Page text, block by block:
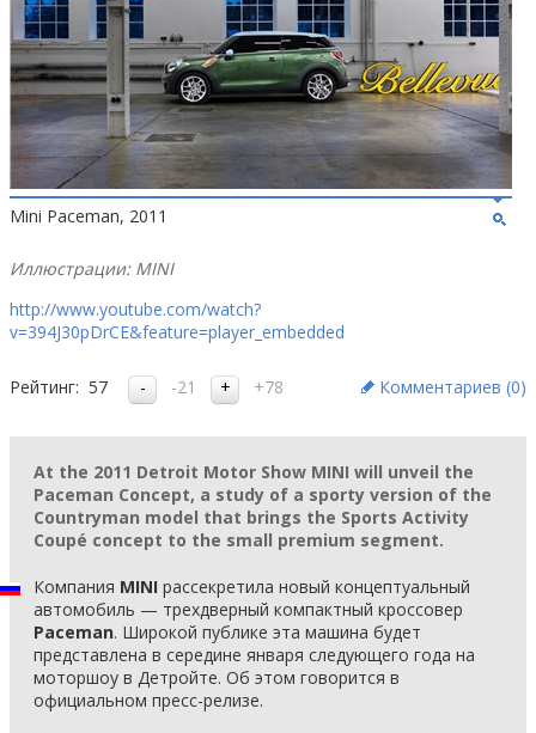
Mini Paceman, 2011
Иллюстрации: MINI
http://www.youtube.com/watch?
v=394J30pDrCE&feature=player_embedded
Рейтинг: 57 -21 +78 Комментариев (0)
At the 2011 Detroit Motor Show MINI will unveil the
Paceman Concept, a study of a sporty version of the
Countryman model that brings the Sports Activity
Coupé concept to the small premium segment.
Компания MINI рассекретила новый концептуальный
автомобиль — трехдверный компактный кроссовер
Paceman. Широкой публике эта машина будет
представлена в середине января следующего года на
моторшоу в Детройте. Об этом говорится в
официальном пресс-релизе.